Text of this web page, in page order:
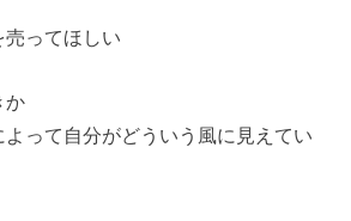
売ってほしい
か
って自分がどういう風に見えてい